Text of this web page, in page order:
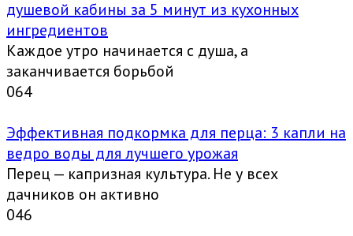
душевой кабины за 5 минут из кухонных
ингредиентов
Каждое утро начинается с душа, а
заканчивается борьбой
064
Эффективная подкормка для перца: 3 капли на
ведро воды для лучшего урожая
Перец — капризная культура. Не у всех
дачников он активно
046